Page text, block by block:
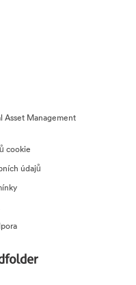
Asset Management
cookie
údajů